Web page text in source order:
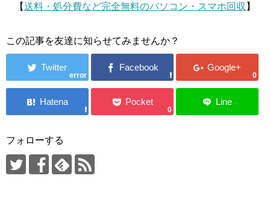
【送料・処分費など完全無料のパソコン・スマホ回収 】
この記事を友達に知らせてみませんか？
error 0
0
フォローする